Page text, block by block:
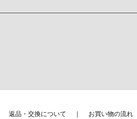
返品・交換について お買い物の流れ